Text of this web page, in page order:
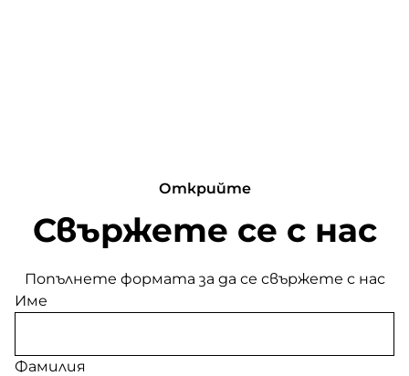
Открийте
Свържете се с нас
Попълнете формата за да се свържете с нас
Име
Фамилия